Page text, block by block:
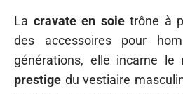
La cravate en soietrône à
des accessoires pour
générations, elle incarne le
prestige du vestiaire